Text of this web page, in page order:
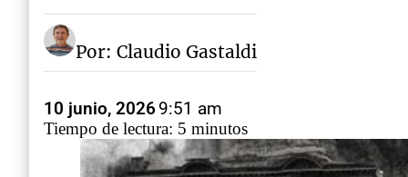
Por: Claudio Gastaldi
10 junio, 20269:51 am
Tiempo de lectura: 5 minutos